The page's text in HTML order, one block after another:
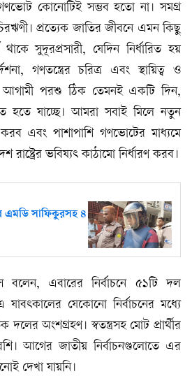
কোনোটিই সম্ভব হতো না। সমগ্র
প্রত্যেক জাতির জীবনে এমন কিছু
সুদূরপ্রসারী, যেদিন নির্ধারিত হয়
গণতন্ত্রের চরিত্র এবং স্থায়িত্ব ও
আগামী পরশু ঠিক তেমনই একটি দিন,
হতে যাচ্ছে। আমরা সবাই মিলে নতুন
এবং পাশাপাশি গণভোটের মাধ্যমে
রাষ্ট্রের ভবিষ্যৎ কাঠামো নির্ধারণ করব।
এমডি সাফিকুরসহ ৪
বলেন, এবারের নির্বাচনে ৫১টি দল
যাবৎকালের যেকোনো নির্বাচনের মধ্যে
দলের অংশগ্রহণ। স্বতন্ত্রসহ মোট প্রার্থীর
আগের জাতীয় নির্বাচনগুলোতে এর
দেখা যায়নি।